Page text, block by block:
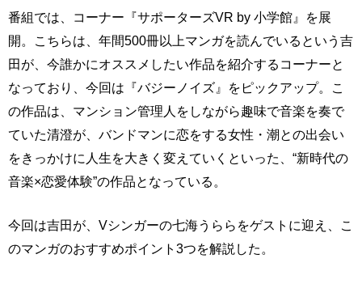
番組では、コーナー『サポーターズVR by 小学館』を展
開。こちらは、年間500冊以上マンガを読んでいるという吉
田が、今誰かにオススメしたい作品を紹介するコーナーと
なっており、今回は『バジーノイズ』をピックアップ。こ
の作品は、マンション管理人をしながら趣味で音楽を奏で
ていた清澄が、バンドマンに恋をする女性・潮との出会い
をきっかけに人生を大きく変えていくといった、“新時代の
音楽×恋愛体験”の作品となっている。
今回は吉田が、Vシンガーの七海うららをゲストに迎え、こ
のマンガのおすすめポイント3つを解説した。